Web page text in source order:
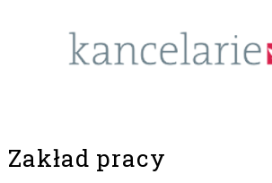
Zakład pracy